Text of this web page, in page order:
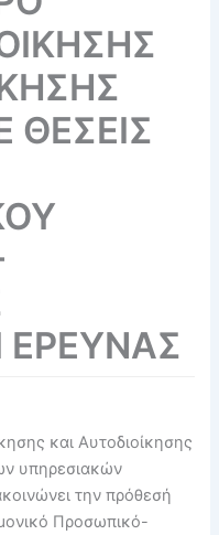
ΘΕΣΕΙΣ
ΕΡΕΥΝΑΣ
και Αυτοδιοίκησης
υπηρεσιακών
την πρόθεσή
Προσωπικό-